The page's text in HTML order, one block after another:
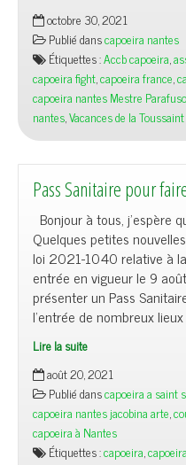
octobre 30, 2021
Publié danscapoeira nantes
Étiquettes :Accb capoeira,
capoeira fight,capoeira france,
capoeira nantes Mestre Parafuso
nantes,Vacances de la
Pass Sanitaire pour
Bonjour à tous, j’espère
Quelques petites
loi 2021-1040 relative à
entrée en vigueur le 9
présenter un Pass
l’entrée de nombreux
Lire la suite
août 20, 2021
Publié danscapoeira a saint
capoeira nantes jacobina arte,
capoeira à Nantes
Étiquettes :capoeira,